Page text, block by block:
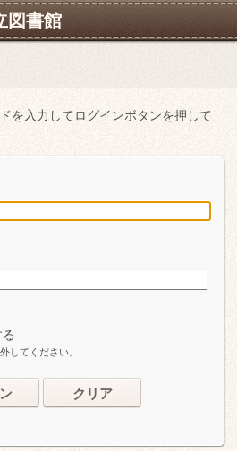
図書館
を入力してログインボタンを押して
してください。
クリア